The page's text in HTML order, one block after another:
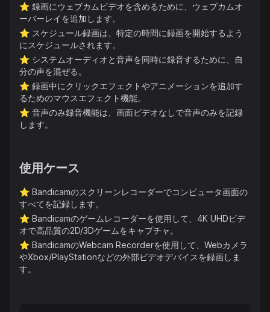
⭐️ 録画にウェブカムビデオを含めるために、ウェブカムオ
ーバーレイを追加します。
⭐️ スケジュール録画は、特定の時間に録画を開始するよう
にスケジュールされます。
⭐️ システムオーディオと音声を同時に録音するために、自
分の声を混ぜる。
⭐️ 録画中にクリックエフェクトやアニメーションを追加す
るためのマウスエフェクト機能。
⭐️ 音声のみ録音機能は、画面ビデオなしで音声のみを記録
します。
使用ケース
⭐️ Bandicamのスクリーンレコーダーでコンピュータ画面の
すべてを記録します。
⭐️ Bandicamのゲームレコーダーを使用して、4K UHDビデ
オで高品質の2D/3Dゲームをキャプチャ。
⭐️ BandicamのWebcam Recorderを使用して、Webカメラ
やXbox/PlayStationなどの外部ビデオデバイスを録画しま
す。